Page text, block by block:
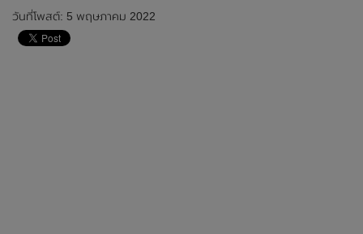
วันที่โพสต์: 5 พฤษภาคม 2022